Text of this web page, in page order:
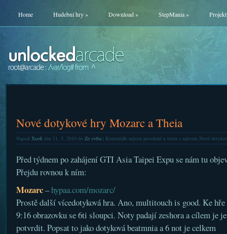
Home Hudební hry» Download» StepMania»
Nové dotykové hry Mozarc a Theia
Napsal Xsoftdne 11. 5. 2010 do Ze světa| Komentáře nejsou povolenéu textu s názvem Nové
Před týdnem po zahájení GTI Asia Taipei Expu se nám tu
Přejdu rovnou k ním:
Mozarc–hypaa.com/mozarc/
Prostě další vícedotyková hra. Ano, multitouch is good. Ke hře
9:16 obrazovku se 6ti sloupci. Noty padají zeshora a cílem je
potvrdit. Popsat to jako dotyková beatmnia a 6 not je celkem